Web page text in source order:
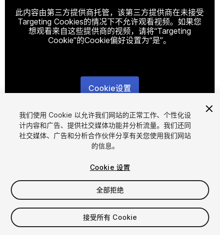
此内容由第三方提供商托管，该第三方提供商在未接受
Targeting Cookies的情况下不允许观看视频。如果您
想观看来自这些提供商的视频，请将“Targeting
Cookie”的Cookie偏好设置为“是”。
Cookie设置
1/2
$4.99
增值税将在结算时计算
我们使用 Cookie 以允许我们网站的正常工作、个性化设
计内容和广告、提供社交媒体功能并分析流量。我们还同
社交媒体、广告和分析合作伙伴分享有关您使用我们网站
的信息。
Cookie 设置
全部拒绝
接受所有 Cookie